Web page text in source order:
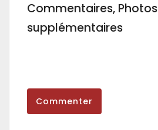
Commentaires, Photos
supplémentaires
Commenter